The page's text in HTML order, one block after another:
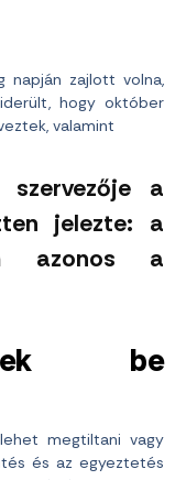
zajlott volna,
hogy október
valamint
a
jelezte: a
azonos a
be
megtiltani vagy
és az egyeztetés